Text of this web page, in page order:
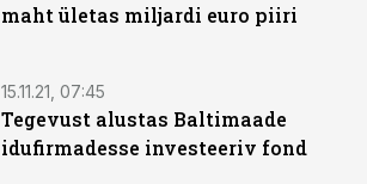
maht ületas miljardi euro piiri
15.11.21, 07:45
Tegevust alustas Baltimaade
idufirmadesse investeeriv fond